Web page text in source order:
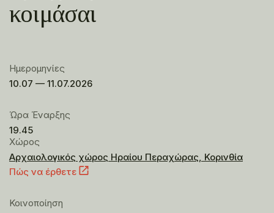
κοιμάσαι
Ημερομηνίες
10.07 — 11.07.2026
Ώρα Έναρξης
19.45
Χώρος
Αρχαιολογικός χώρος Ηραίου Περαχώρας, Κορινθία
Πώς να έρθετε
Κοινοποίηση